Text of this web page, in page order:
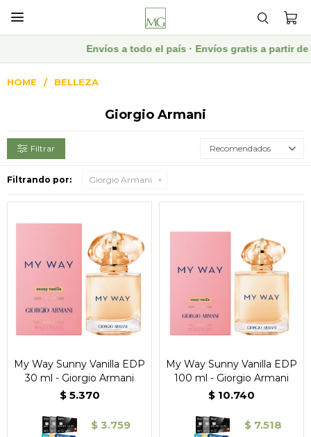

Envíos a todo el país · Envíos gratis a partir de
HOME BELLEZA
Giorgio Armani
Recomendados
Filtrando por: Giorgio Armani
My Way Sunny Vanilla EDP
30 ml - Giorgio Armani
$ 5.370
$ 3.759
My Way Sunny Vanilla EDP
100 ml - Giorgio Armani
$ 10.740
$ 7.518